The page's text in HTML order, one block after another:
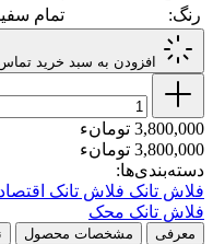
رنگ:
تمام
افزودن به سبد خرید تماس
3,800,000 تومانء
3,800,000 تومانء
دسته‌بندی‌ها:
فلاش تانک فلاش تانک
فلاش تانک محک
معرفی مشخصات محصول